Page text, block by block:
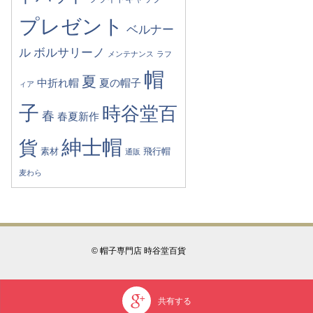
共有する
プレゼント
ベルナー
ル ボルサリーノ メンテナンス ラフ
ィア 中折れ帽 夏 夏の帽子 帽
子 春 春夏新作 時谷堂百
貨 素材 紳士帽 通販 飛行帽
麦わら
© 帽子専門店 時谷堂百貨